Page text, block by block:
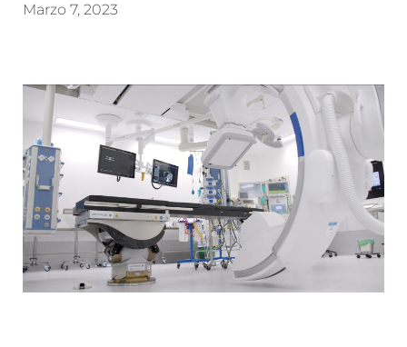
Marzo 7, 2023